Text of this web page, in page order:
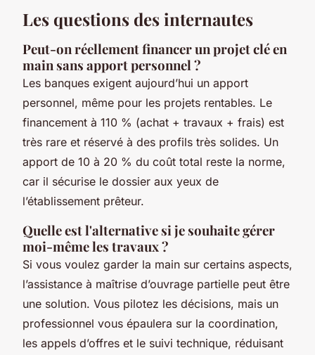
Les questions des internautes
Peut-on réellement financer un projet clé en
main sans apport personnel ?
Les banques exigent aujourd’hui un apport
personnel, même pour les projets rentables. Le
financement à 110 % (achat + travaux + frais) est
très rare et réservé à des profils très solides. Un
apport de 10 à 20 % du coût total reste la norme,
car il sécurise le dossier aux yeux de
l’établissement prêteur.
Quelle est l'alternative si je souhaite gérer
moi-même les travaux ?
Si vous voulez garder la main sur certains aspects,
l’assistance à maîtrise d’ouvrage partielle peut être
une solution. Vous pilotez les décisions, mais un
professionnel vous épaulera sur la coordination,
les appels d’offres et le suivi technique, réduisant